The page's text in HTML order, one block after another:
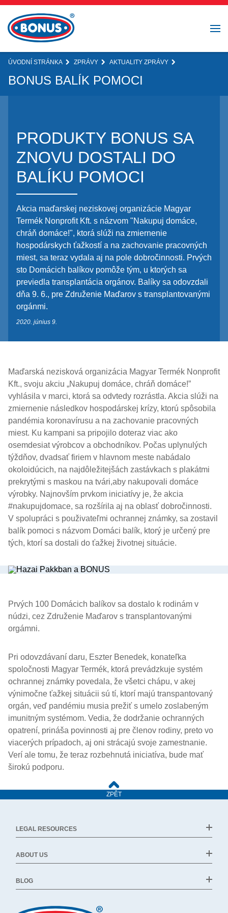
ÚVODNÍ STRÁNKA ZPRÁVY AKTUALITY ZPRÁVY
BONUS BALÍK POMOCI
PRODUKTY BONUS SA
ZNOVU DOSTALI DO
BALÍKU POMOCI
Akcia maďarskej neziskovej organizácie Magyar
Termék Nonprofit Kft. s názvom "Nakupuj domáce,
chráň domáce!", ktorá slúži na zmiernenie
hospodárskych ťažkostí a na zachovanie pracovných
miest, sa teraz vydala aj na pole dobročinnosti. Prvých
sto Domácich balíkov pomôže tým, u ktorých sa
previedla transplantácia orgánov. Balíky sa odovzdali
dňa 9. 6., pre Združenie Maďarov s transplantovanými
orgánmi.
2020. június 9.
Maďarská nezisková organizácia Magyar Termék Nonprofit
Kft., svoju akciu „Nakupuj domáce, chráň domáce!”
vyhlásila v marci, ktorá sa odvtedy rozrástla. Akcia slúži na
zmiernenie následkov hospodárskej krízy, ktorú spôsobila
pandémia koronavírusu a na zachovanie pracovných
miest. Ku kampani sa pripojilo doteraz viac ako
osemdesiat výrobcov a obchodníkov. Počas uplynulých
týždňov, dvadsať firiem v hlavnom meste nabádalo
okoloidúcich, na najdôležitejšách zastávkach s plakátmi
prekrytými s maskou na tvári,aby nakupovali domáce
výrobky. Najnovším prvkom iniciatívy je, že akcia
#nakupujdomace, sa rozšírila aj na oblasť dobročinnosti.
V spolupráci s použivateľmi ochrannej známky, sa zostavil
balík pomoci s názvom Domáci balík, ktorý je určený pre
tých, ktorí sa dostali do ťažkej životnej situácie.
Prvých 100 Domácich balíkov sa dostalo k rodinám v
núdzi, cez Združenie Maďarov s transplantovanými
orgámni.
Pri odovzdávaní daru, Eszter Benedek, konateľka
spoločnosti Magyar Termék, ktorá prevádzkuje systém
ochrannej známky povedala, že všetci chápu, v akej
výnimočne ťažkej situácii sú tí, ktorí majú transpantovaný
orgán, veď pandémiu musia prežiť s umelo zoslabeným
imunitným systémom. Vedia, že dodržanie ochranných
opatrení, prináša povinnosti aj pre členov rodiny, preto vo
viacerých prípadoch, aj oni strácajú svoje zamestnanie.
Verí ale tomu, že teraz rozbehnutá iniciatíva, bude mať
širokú podporu.
ZPĚT
LEGAL RESOURCES
ABOUT US
BLOG